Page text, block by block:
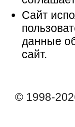
Сайт
данные
сайт.
© 1998-